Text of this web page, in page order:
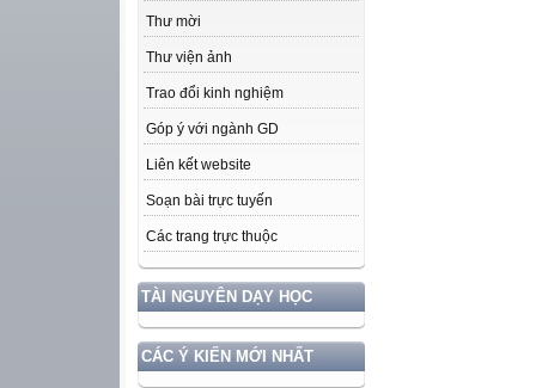
Thư mời
Thư viện ảnh
Trao đổi kinh nghiệm
Góp ý với ngành GD
Liên kết website
Soạn bài trực tuyến
Các trang trực thuộc
TÀI NGUYÊN DẠY HỌC
CÁC Ý KIẾN MỚI NHẤT